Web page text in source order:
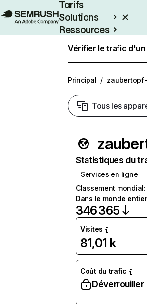
Tarifs
Solutions
Ressources
Vérifier le trafic d'un
Principal /
Tous les
Statistiques du
Services en ligne
Classement mondial:
Dans le monde entier
346 365
Visites
81,01 k
Coût du trafic
Déverrouiller